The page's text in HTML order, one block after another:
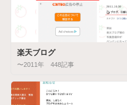
楽天ブログ
〜2011年 448記事